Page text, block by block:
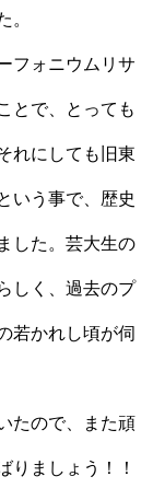
。
フォニウムリサ
とで、とっても
れにしても旧東
いう事で、歴史
した。芸大生の
しく、過去のプ
若かれし頃が伺
たので、また頑
りましょう！！